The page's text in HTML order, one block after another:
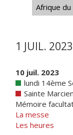
Afrique
1 JUIL. 2023
10 juil. 2023
lundi 14ème
Sainte
Mémoire
La messe
Les heures